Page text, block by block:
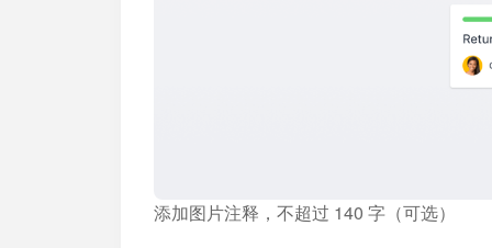
添加图片注释，不超过 140 字（可选）